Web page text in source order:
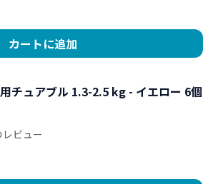
カートに追加
チュアブル 1.3-2.5 kg - イエロー 6個
ビュー